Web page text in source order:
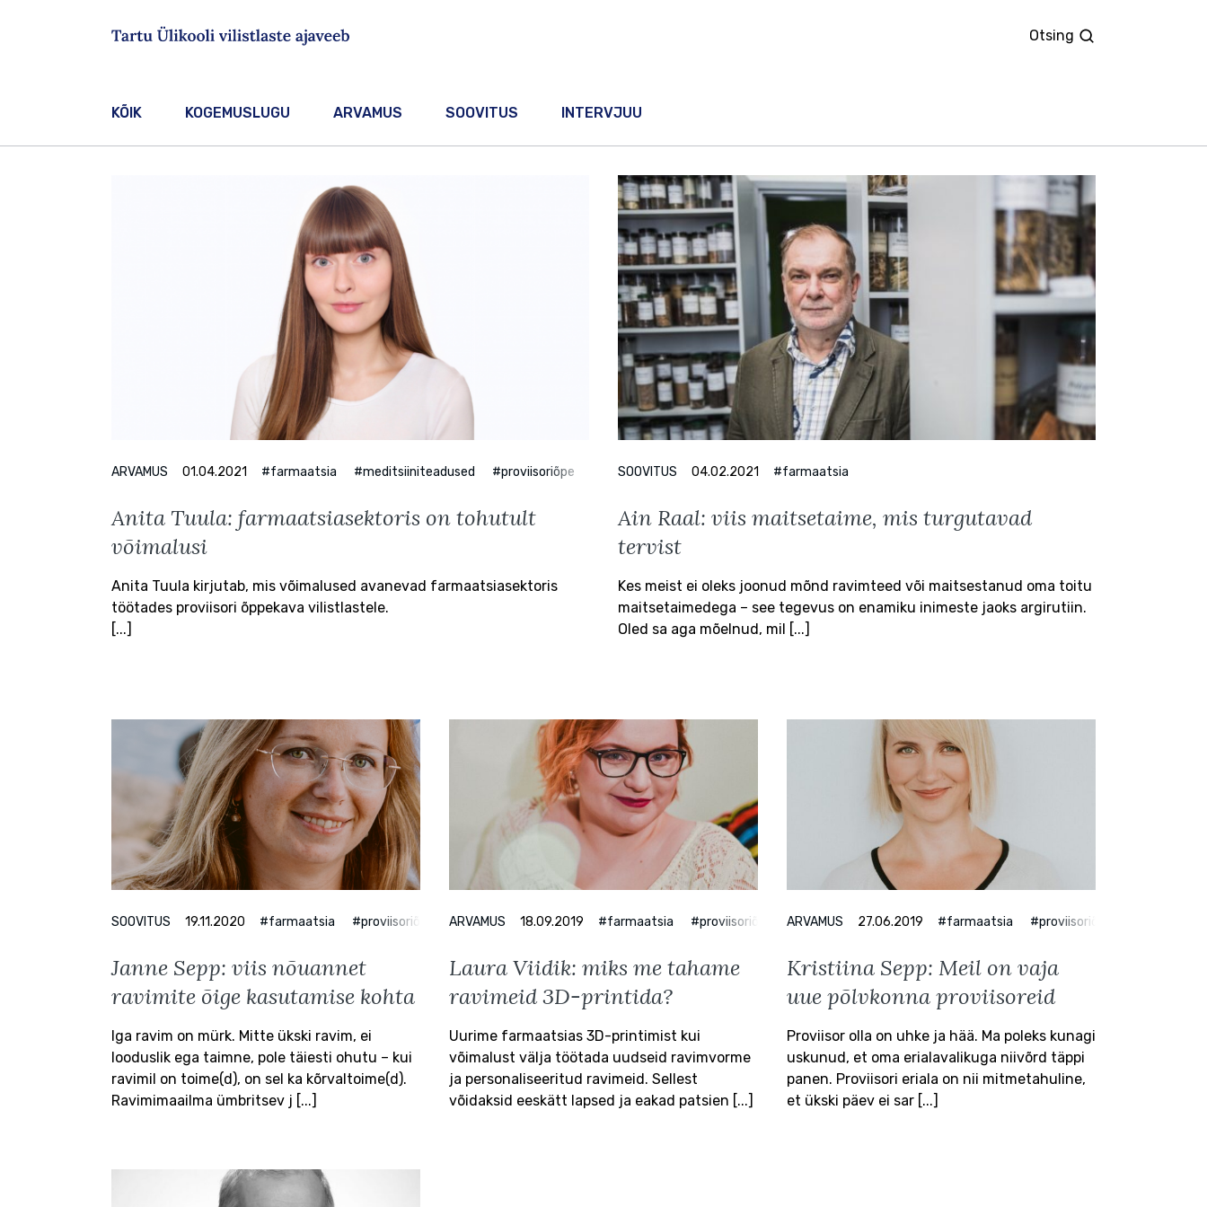
Otsing
Sisesta märksõna Otsing
KÕIK KOGEMUSLUGU ARVAMUS SOOVITUS INTERVJUU
Anita Tuula: farmaatsiasektoris on tohutult
võimalusi
Anita Tuula kirjutab, mis võimalused avanevad farmaatsiasektoris
töötades proviisori õppekava vilistlastele.
[...]
ARVAMUS 01.04.2021 #farmaatsia #meditsiiniteadused #proviisoriõpe
Ain Raal: viis maitsetaime, mis turgutavad
tervist
Kes meist ei oleks joonud mõnd ravimteed või maitsestanud oma toitu
maitsetaimedega – see tegevus on enamiku inimeste jaoks argirutiin.
Oled sa aga mõelnud, mil [...]
SOOVITUS 04.02.2021 #farmaatsia
Janne Sepp: viis nõuannet
ravimite õige kasutamise kohta
Iga ravim on mürk. Mitte ükski ravim, ei
looduslik ega taimne, pole täiesti ohutu – kui
ravimil on toime(d), on sel ka kõrvaltoime(d).
Ravimimaailma ümbritsev j [...]
SOOVITUS 19.11.2020 #farmaatsia #proviisoriõpe #tervis
Laura Viidik: miks me tahame
ravimeid 3D-printida?
Uurime farmaatsias 3D-printimist kui
võimalust välja töötada uudseid ravimvorme
ja personaliseeritud ravimeid. Sellest
võidaksid eeskätt lapsed ja eakad patsien [...]
ARVAMUS 18.09.2019 #farmaatsia #proviisoriõpe
Kristiina Sepp: Meil on vaja
uue põlvkonna proviisoreid
Proviisor olla on uhke ja hää. Ma poleks kunagi
uskunud, et oma erialavalikuga niivõrd täppi
panen. Proviisori eriala on nii mitmetahuline,
et ükski päev ei sar [...]
ARVAMUS 27.06.2019 #farmaatsia #proviisoriõpe